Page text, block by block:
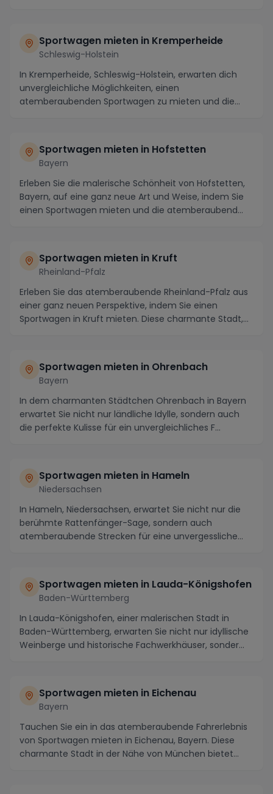
Sportwagen mieten in Kremperheide
Schleswig-Holstein
In Kremperheide, Schleswig-Holstein, erwarten dich
unvergleichliche Möglichkeiten, einen
atemberaubenden Sportwagen zu mieten und die
Sportwagen mieten in Hofstetten
Bayern
Erleben Sie die malerische Schönheit von Hofstetten,
Bayern, auf eine ganz neue Art und Weise, indem Sie
einen Sportwagen mieten und die atemberaubend...
Sportwagen mieten in Kruft
Rheinland-Pfalz
Erleben Sie das atemberaubende Rheinland-Pfalz aus
einer ganz neuen Perspektive, indem Sie einen
Sportwagen in Kruft mieten. Diese charmante Stadt,
Sportwagen mieten in Ohrenbach
Bayern
In dem charmanten Städtchen Ohrenbach in Bayern
erwartet Sie nicht nur ländliche Idylle, sondern auch
die perfekte Kulisse für ein unvergleichliches F...
Sportwagen mieten in Hameln
Niedersachsen
In Hameln, Niedersachsen, erwartet Sie nicht nur die
berühmte Rattenfänger-Sage, sondern auch
atemberaubende Strecken für eine unvergessliche
Sportwagen mieten in Lauda-Königshofen
Baden-Württemberg
In Lauda-Königshofen, einer malerischen Stadt in
Baden-Württemberg, erwarten Sie nicht nur idyllische
Weinberge und historische Fachwerkhäuser, sonder...
Sportwagen mieten in Eichenau
Bayern
Tauchen Sie ein in das atemberaubende Fahrerlebnis
von Sportwagen mieten in Eichenau, Bayern. Diese
charmante Stadt in der Nähe von München bietet